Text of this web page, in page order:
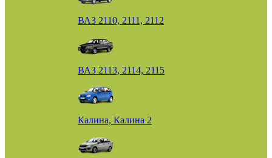
ВАЗ 2110, 2111, 2112
ВАЗ 2113, 2114, 2115
Калина, Калина 2